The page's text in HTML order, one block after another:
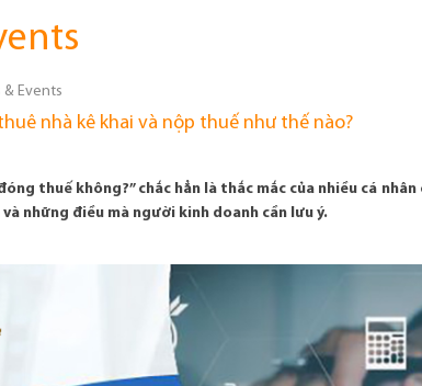
& Events
nhà kê khai và nộp thuế như thế nào?
thuế không?” chắc hẳn là thắc mắc của nhiều cá
những điều mà người kinh doanh cần lưu ý.